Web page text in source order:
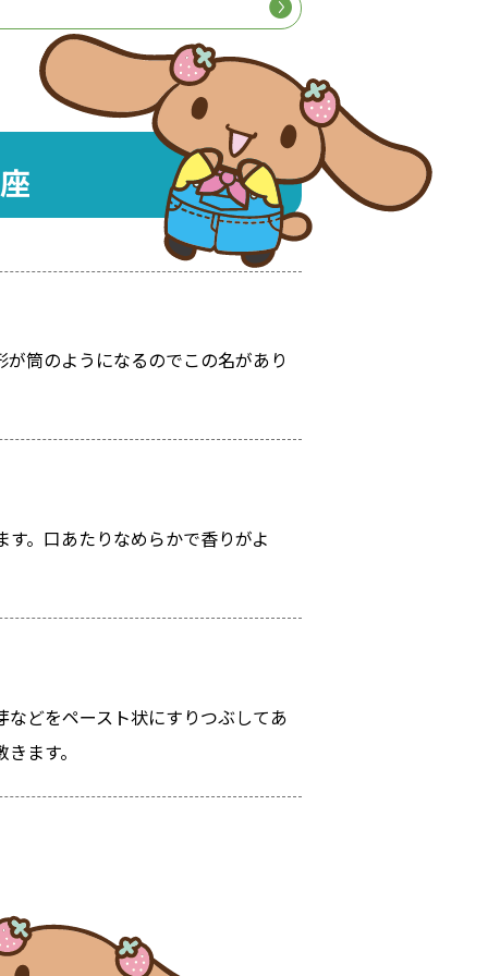
筒のようになるのでこの名があり
。口あたりなめらかで香りがよ
どをペースト状にすりつぶしてあ
ます。